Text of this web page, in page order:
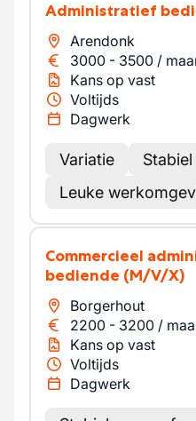
Administratief
Arendonk
3000 - 3500 /
Kans op vast
Voltijds
Dagwerk
Variatie
Leuke
Commercieel administratief
bediende (M/V/X)
Borgerhout
2200 - 3200 /
Kans op vast
Voltijds
Dagwerk